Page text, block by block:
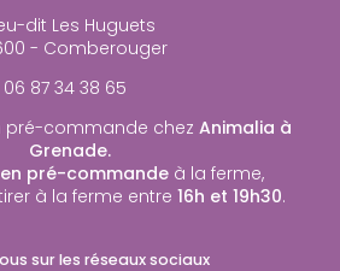
dit Les Huguets
- Comberouger
06 87 34 38 65
pré-commande chez Animalia à
Grenade.
pré-commande à la ferme,
à la ferme entre 16h et 19h30.
sur les réseaux sociaux